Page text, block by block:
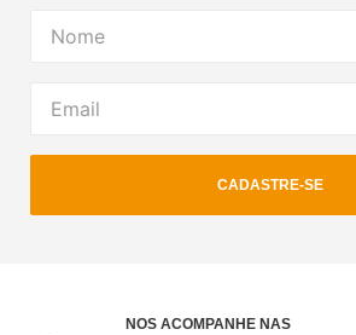
CADASTRE-SE
NOS ACOMPANHE NAS